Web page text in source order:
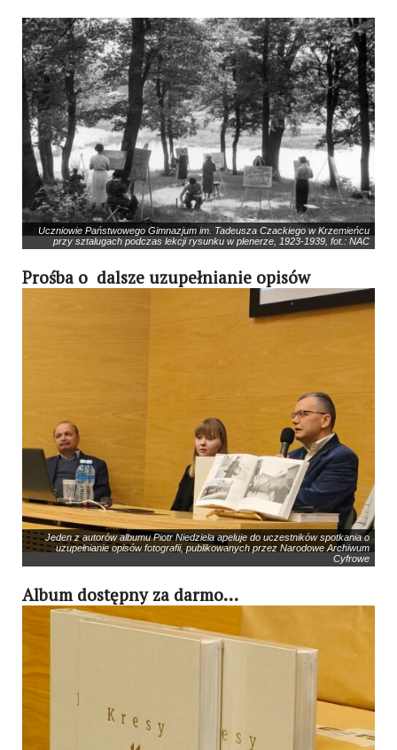
Uczniowie Państwowego Gimnazjum im. Tadeusza Czackiego w Krzemieńcu
przy sztalugach podczas lekcji rysunku w plenerze, 1923-1939, fot.: NAC
Prośba o dalsze uzupełnianie opisów
Jeden z autorów albumu Piotr Niedziela apeluje do uczestników spotkania o
uzupełnianie opisów fotografii, publikowanych przez Narodowe Archiwum
Cyfrowe
Album dostępny za darmo…